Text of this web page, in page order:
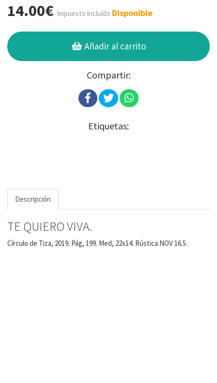
14.00€ Impuesto incluido Disponible
Añadir al carrito
Compartir:
Etiquetas:
Descripción
TE QUIERO VIVA.
Círculo de Tiza, 2019. Pág, 199. Med, 22x14. Rústica.NOV 16.5.